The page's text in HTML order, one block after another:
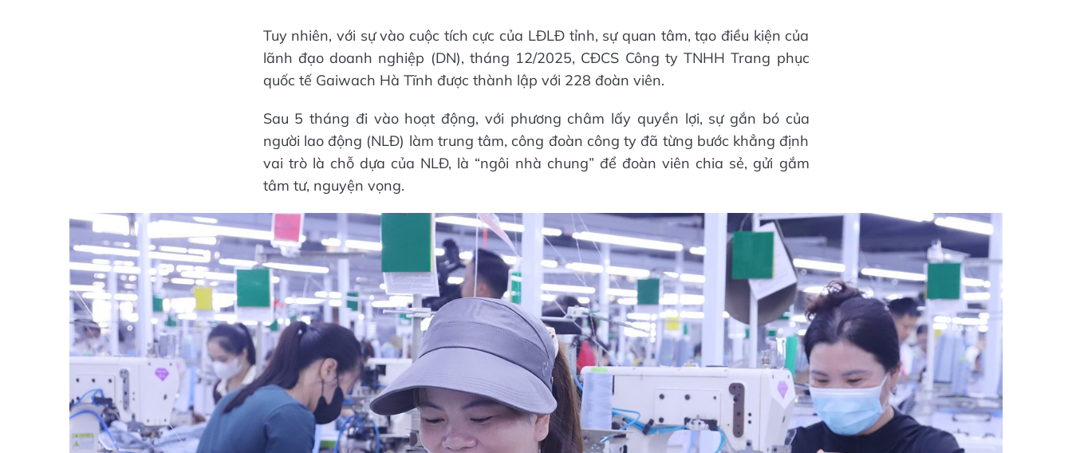
Tuy nhiên, với sự vào cuộc tích cực của LĐLĐ tỉnh, sự quan tâm, tạo điều kiện của
lãnh đạo doanh nghiệp (DN), tháng 12/2025, CĐCS Công ty TNHH Trang phục
quốc tế Gaiwach Hà Tĩnh được thành lập với 228 đoàn viên.
Sau 5 tháng đi vào hoạt động, với phương châm lấy quyền lợi, sự gắn bó của
người lao động (NLĐ) làm trung tâm, công đoàn công ty đã từng bước khẳng định
vai trò là chỗ dựa của NLĐ, là “ngôi nhà chung” để đoàn viên chia sẻ, gửi gắm
tâm tư, nguyện vọng.